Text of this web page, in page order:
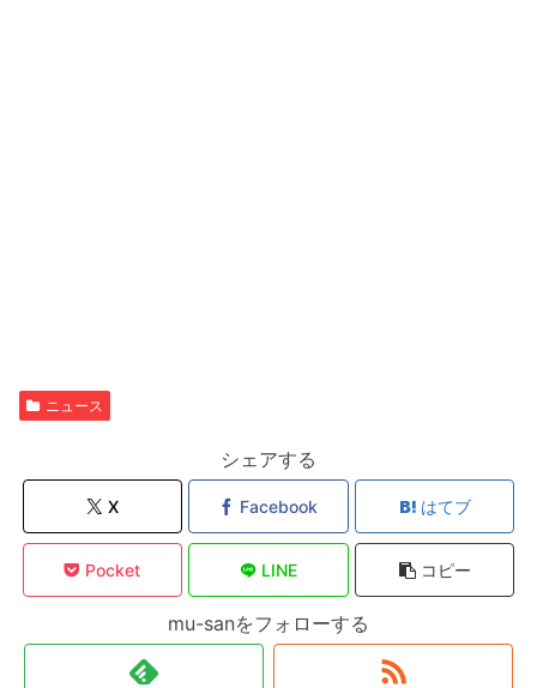
ニュース
シェアする
X Facebook はてブ
Pocket LINE コピー
mu-sanをフォローする